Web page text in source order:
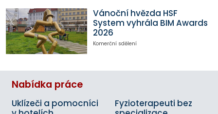
Vánoční hvězda HSF
System vyhrála BIM Awards
2026
Komerční sdělení
Nabídka práce
Uklízeči a pomocníci
Fyzioterapeuti bez